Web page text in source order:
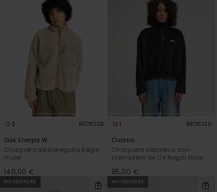
2 RECYCLED
Oak Sherpa W
Chaqueta de borreguito Beige
mujer
140,00 €
1 RECYCLED
Classic
Chaqueta deportiva con
cremallera de 1/4 Negro Mujer
85,00 €
NOVEDADES NOVEDADES